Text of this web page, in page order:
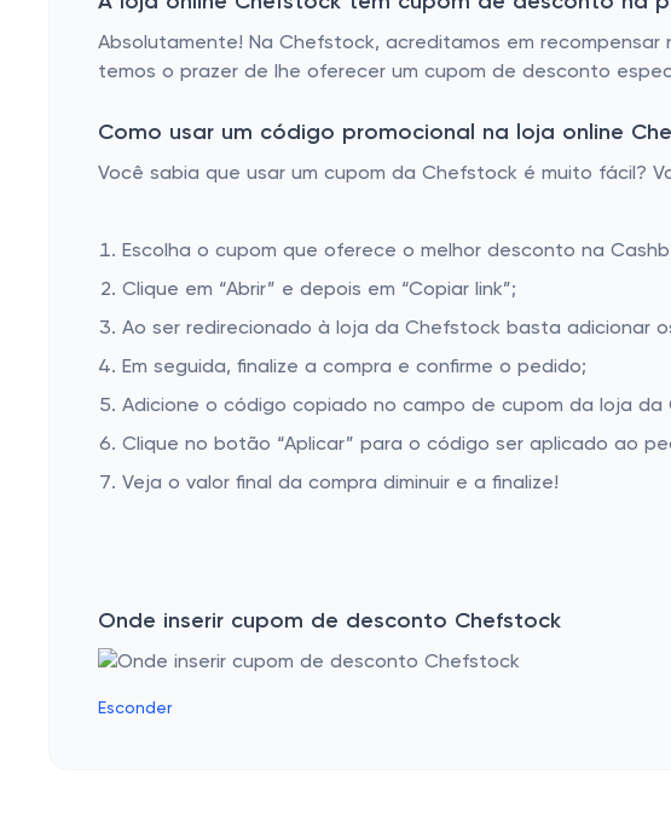
Absolutamente! Na Chefstock, acreditamos em
temos o prazer de lhe oferecer um cupom de desconto
Como usar um código promocional na loja online
Você sabia que usar um cupom da Chefstock é muito fácil?
Escolha o cupom que oferece o melhor desconto na
Clique em “Abrir” e depois em “Copiar link”;
Ao ser redirecionado à loja da Chefstock basta adicionar
Em seguida, finalize a compra e confirme o pedido;
Adicione o código copiado no campo de cupom da loja da
Clique no botão “Aplicar” para o código ser aplicado ao
Veja o valor final da compra diminuir e a finalize!
Onde inserir cupom de desconto Chefstock
Esconder